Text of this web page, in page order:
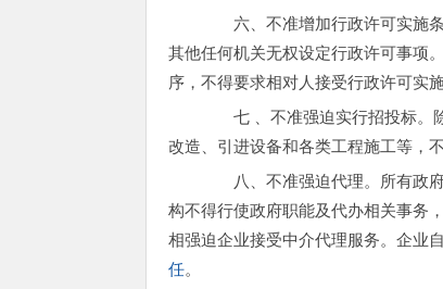
六、不准增加行政许可实施条
其他任何机关无权设定行政许可事项
序，不得要求相对人接受行政许可实
七 、不准强迫实行招投标。除
改造、引进设备和各类工程施工等，
八、不准强迫代理。所有政府
构不得行使政府职能及代办相关事务
相强迫企业接受中介代理服务。企业
任。